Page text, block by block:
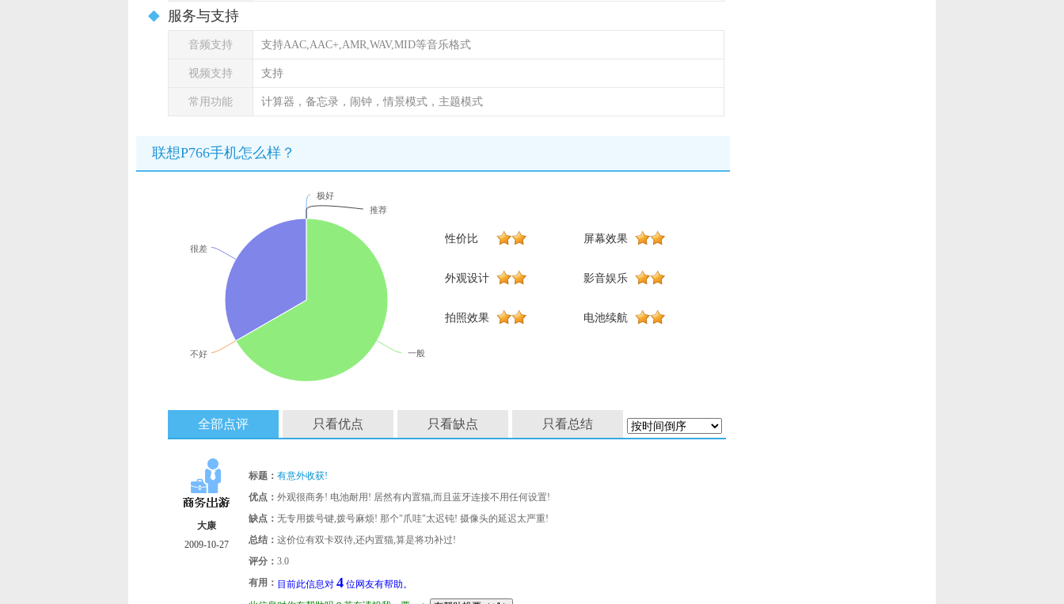
服务与支持
音频支持 支持AAC,AAC+,AMR,WAV,MID等音乐格式
视频支持 支持
常用功能 计算器，备忘录，闹钟，情景模式，主题模式
联想P766手机怎么样？
极好
推荐
一般
不好
很差
性价比 屏幕效果
外观设计 影音娱乐
拍照效果 电池续航
全部点评 只看优点 只看缺点 只看总结
大康
2009-10-27
标题： 有意外收获!
优点： 外观很商务! 电池耐用! 居然有内置猫,而且蓝牙连接不用任何设置!
缺点： 无专用拨号键,拨号麻烦! 那个"爪哇"太迟钝! 摄像头的延迟太严重!
总结： 这价位有双卡双待,还内置猫,算是将功补过!
评分： 3.0
有用： 目前此信息对 4 位网友有帮助。